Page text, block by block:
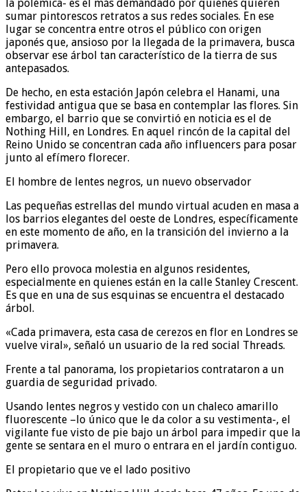
la polémica- es el más demandado por quienes quieren
sumar pintorescos retratos a sus redes sociales. En ese
lugar se concentra entre otros el público con origen
japonés que, ansioso por la llegada de la primavera, busca
observar ese árbol tan característico de la tierra de sus
antepasados.
De hecho, en esta estación Japón celebra el Hanami, una
festividad antigua que se basa en contemplar las flores. Sin
embargo, el barrio que se convirtió en noticia es el de
Nothing Hill, en Londres. En aquel rincón de la capital del
Reino Unido se concentran cada año influencers para posar
junto al efímero florecer.
El hombre de lentes negros, un nuevo observador
Las pequeñas estrellas del mundo virtual acuden en masa a
los barrios elegantes del oeste de Londres, específicamente
en este momento de año, en la transición del invierno a la
primavera.
Pero ello provoca molestia en algunos residentes,
especialmente en quienes están en la calle Stanley Crescent.
Es que en una de sus esquinas se encuentra el destacado
árbol.
«Cada primavera, esta casa de cerezos en flor en Londres se
vuelve viral», señaló un usuario de la red social Threads.
Frente a tal panorama, los propietarios contrataron a un
guardia de seguridad privado.
Usando lentes negros y vestido con un chaleco amarillo
fluorescente –lo único que le da color a su vestimenta-, el
vigilante fue visto de pie bajo un árbol para impedir que la
gente se sentara en el muro o entrara en el jardín contiguo.
El propietario que ve el lado positivo